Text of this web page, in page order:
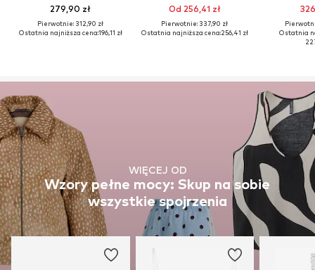
279,90 zł
Pierwotnie: 312,90 zł
Ostatnia najniższa cena:196,11 zł
Od 256,41 zł
Pierwotnie: 337,90 zł
Ostatnia najniższa cena:256,41 zł
Ostatnia
WIĘCEJ OD
Wzory pełne mocy: Skup na sobie
wszystkie spojrzenia